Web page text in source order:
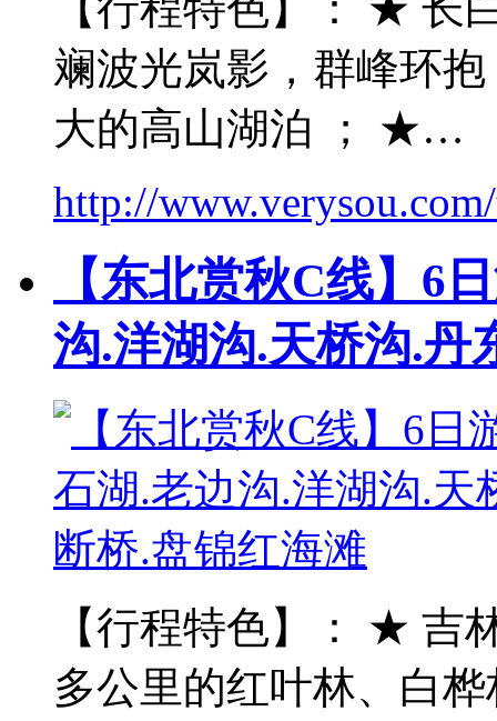
斓波光岚影，群峰环
大的高山湖泊 ； ★…
http://
【东北赏秋C线】6
沟.洋湖沟.天桥沟.丹
【行程特色】： ★ 吉
多公里的红叶林、白